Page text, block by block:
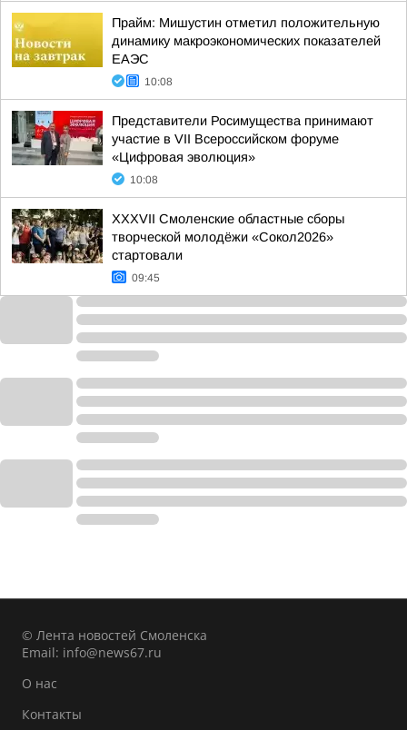
Прайм: Мишустин отметил положительную
динамику макроэкономических показателей
ЕАЭС
10:08
Представители Росимущества принимают
участие в VII Всероссийском форуме
«Цифровая эволюция»
10:08
XXXVII Смоленские областные сборы
творческой молодёжи «Сокол2026»
стартовали
09:45
© Лента новостей Смоленска
Email: info@news67.ru
О нас
Контакты